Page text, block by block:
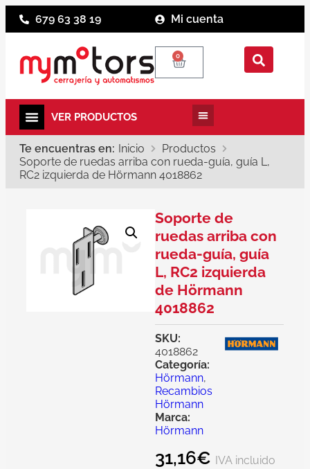
679 63 38 19 Mi cuenta
0
Te encuentras en: Inicio
Productos
Soporte de ruedas arriba con rueda-guía, guía L,
RC2 izquierda de Hörmann 4018862
Soporte de
ruedas arriba con
rueda-guía, guía
L, RC2 izquierda
de Hörmann
4018862
SKU:
4018862
Categoría:
Hörmann,
Recambios
Hörmann
Marca:
Hörmann
31,16€ IVA incluido